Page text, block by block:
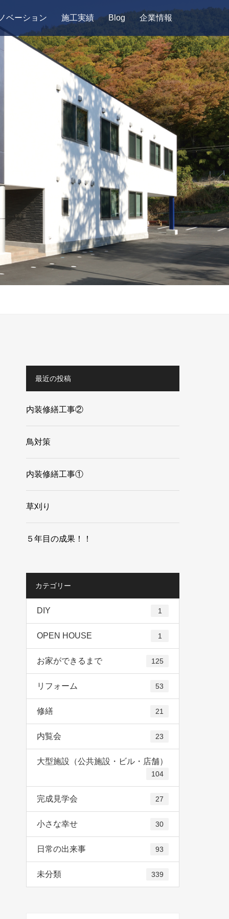
ベーション 施工実績 Blog 企業情報
最近の投稿
内装修繕工事②
鳥対策
内装修繕工事①
草刈り
５年目の成果！！
カテゴリー
DIY 1
OPEN HOUSE 1
お家ができるまで 125
リフォーム 53
修繕 21
内覧会 23
大型施設（公共施設・ビル・店舗）
104
完成見学会 27
小さな幸せ 30
日常の出来事 93
未分類 339